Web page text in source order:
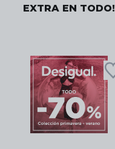
EXTRA EN TODO!